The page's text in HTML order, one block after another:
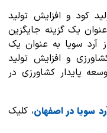
کود و افزایش تولید
یک گزینه جایگزین
آرد سویا به عنوان یک
و افزایش تولید
پایدار کشاورزی در
سویا در اصفهان، کلیک